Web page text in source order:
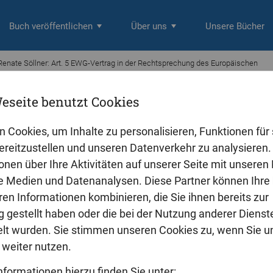
benutzt Cookies
Cookies, um Inhalte zu personalisieren, Funktionen für
und unseren Datenverkehr zu
über Ihre Aktivitäten auf unserer Seite mit unseren
Medien und Datenanalysen. Diese Partner können Ihre
Informationen kombinieren, die Sie ihnen bereits zur
gestellt haben oder die bei der Nutzung anderer
wurden. Sie stimmen unseren Cookies zu, wenn Sie
nutzen.
Buch veröffentlichen Über uns Unsere Bücher
Söllner: Art. 5 EWG-Vertrag in der Rechtsprechung des Europäischen
Vertrag in der Rechtsprechung
speziellen Bestimmungen des EWG-Vertrages enthält Art. 5 EWG-
der Mitgliedstaaten untereinander und gegenüber
des Europäischen Gerichtshofes hat diese
Bedeutung gewonnen, sie ist Grundlage geworden für eine
Die Arbeit setzt sich vorwiegend mit der Bedeutung des Art.
des Europäischen Gerichtshofes auseinander. Ausgehend
werden im ersten Teil der Arbeit die einzelnen